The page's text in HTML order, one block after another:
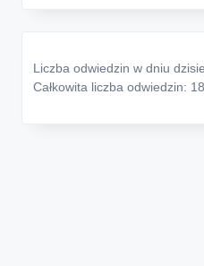
Liczba odwiedzin w dniu
Całkowita liczba odwiedzin: